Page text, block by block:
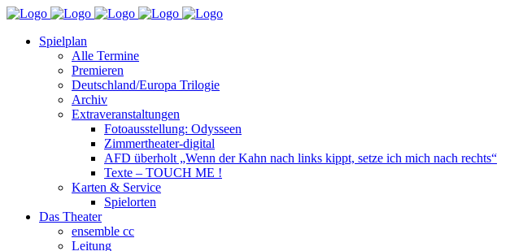
Spielplan
Alle Termine
Premieren
Deutschland/Europa Trilogie
Archiv
Extraveranstaltungen
Fotoausstellung: Odysseen
Zimmertheater-digital
AFD überholt „Wenn der Kahn nach links kippt, setze ich mich nach rechts“
Texte – TOUCH ME !
Karten & Service
Spielorten
Das Theater
ensemble cc
Leitung